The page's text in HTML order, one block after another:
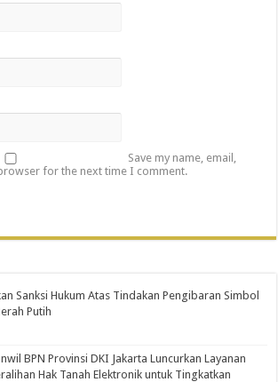
Save my name, email,
for the next time I comment.
Sanksi Hukum Atas Tindakan Pengibaran Simbol
Putih
BPN Provinsi DKI Jakarta Luncurkan Layanan
Hak Tanah Elektronik untuk Tingkatkan